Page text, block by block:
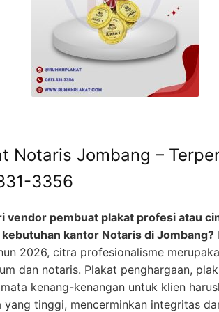
Notaris Jombang –
3356
vendor pembuat plakat profesi atau
kantor Notaris di Jombang?
2026, citra profesionalisme
dan notaris. Plakat penghargaan,
kenang-kenangan untuk klien
yang tinggi, mencerminkan integritas